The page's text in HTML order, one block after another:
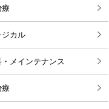
月
月
月
療
ジカル
メインテナンス
療